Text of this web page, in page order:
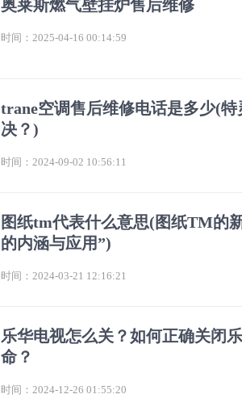
奥莱斯燃气壁挂炉售后维修
时间：2025-04-16 00:14:59
trane空调售后维修电话是多少(
决？)
时间：2024-09-02 10:56:11
图纸tm代表什么意思(图纸TM的
的内涵与应用”)
时间：2024-03-21 12:16:21
乐华电视怎么关？如何正确关闭
命？
时间：2024-12-26 01:55:20